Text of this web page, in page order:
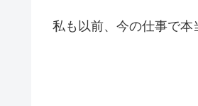
私も以前、今の仕事で本